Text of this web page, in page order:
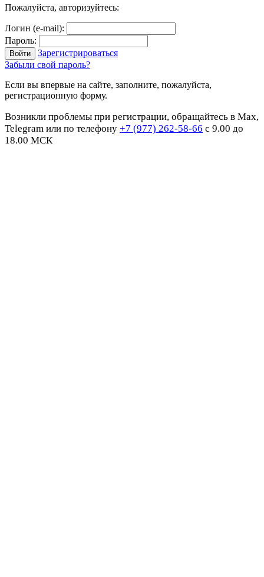
Пожалуйста, авторизуйтесь:
Логин (e-mail):
Пароль:
Зарегистрироваться
Забыли свой пароль?
Если вы впервые на сайте, заполните, пожалуйста,
регистрационную форму.
Возникли проблемы при регистрации, обращайтесь в Max,
Telegram или по телефону +7 (977) 262-58-66 с 9.00 до
18.00 МСК